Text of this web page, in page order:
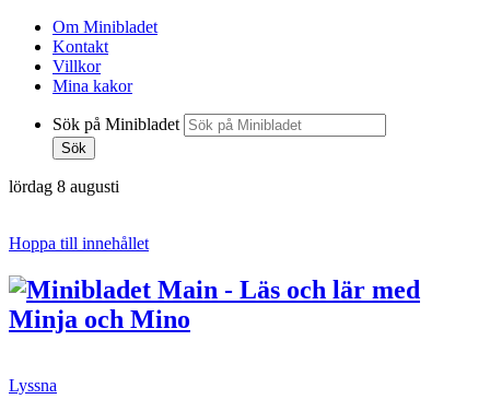
Om Minibladet
Kontakt
Villkor
Mina kakor
Sök på Minibladet
Sök
lördag 8 augusti
Hoppa till innehållet
Lyssna